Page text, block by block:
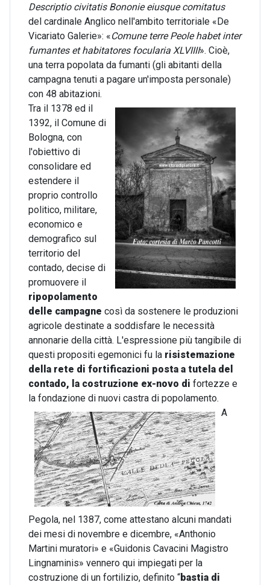
Descriptio civitatis Bononie eiusque comitatus
del cardinale Anglico nell'ambito territoriale «De
Vicariato Galerie»: «Comune terre Peole habet inter
fumantes et habitatores focularia XLVIIII». Cioè,
una terra popolata da fumanti (gli abitanti della
campagna tenuti a pagare un'imposta personale)
con 48 abitazioni.
Tra il 1378 ed il
1392, il Comune di
Bologna, con
l'obiettivo di
consolidare ed
estendere il
proprio controllo
politico, militare,
economico e
demografico sul
territorio del
contado, decise di
promuovere il
ripopolamento
delle campagne così da sostenere le produzioni
agricole destinate a soddisfare le necessità
annonarie della città. L'espressione più tangibile di
questi propositi egemonici fu la risistemazione
della rete di fortificazioni posta a tutela del
contado, la costruzione ex-novo di fortezze e
la fondazione di nuovi castra di popolamento.
A
Pegola, nel 1387, come attestano alcuni mandati
dei mesi di novembre e dicembre, «Anthonio
Martini muratori» e «Guidonis Cavacini Magistro
Lingnaminis» vennero qui impiegati per la
costruzione di un fortilizio, definito “bastia di